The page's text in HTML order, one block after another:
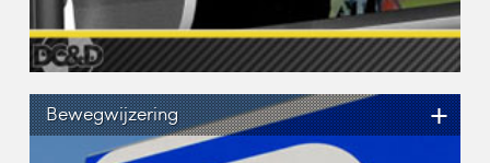
Bewegwijzering +